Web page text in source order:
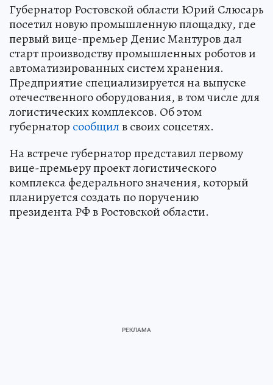
Губернатор Ростовской области Юрий Слюсарь
посетил новую промышленную площадку, где
первый вице-премьер Денис Мантуров дал
старт производству промышленных роботов и
автоматизированных систем хранения.
Предприятие специализируется на выпуске
отечественного оборудования, в том числе для
логистических комплексов. Об этом
губернатор сообщилв своих соцсетях.
На встрече губернатор представил первому
вице-премьеру проект логистического
комплекса федерального значения, который
планируется создать по поручению
президента РФ в Ростовской области.